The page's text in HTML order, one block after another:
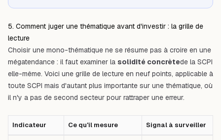
5. Comment juger une thématique avant d'investir : la grille de
lecture
Choisir une mono-thématique ne se résume pas à croire en une
mégatendance : il faut examiner la solidité concrètede la SCPI
elle-même. Voici une grille de lecture en neuf points, applicable à
toute SCPI mais d'autant plus importante sur une thématique, où
il n'y a pas de second secteur pour rattraper une erreur.
Indicateur Ce qu'il mesure Signal à surveiller